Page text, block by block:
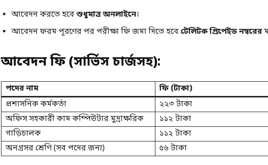
আবেদন করতে হবেশুধুমাত্র অনলাইনে।
আবেদন ফরম পূরণের পর পরীক্ষা ফি জমা দিতে হবে টেলিটক প্রিপেইড নম্বরের
আবেদন ফি (সার্ভিস চার্জসহ):
পদের নাম
ফি (টাকা)
প্রশাসনিক কর্মকর্তা
২২৩ টাকা
অফিস সহকারী কাম কম্পিউটার মুদ্রাক্ষরিক
১১২ টাকা
গাড়িচালক
১১২ টাকা
অনগ্রসর শ্রেণি (সব পদের জন্য)
৫৬ টাকা